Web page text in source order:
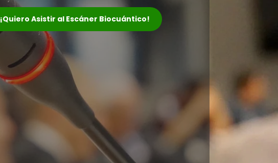
¡Quiero Asistir al Escáner Biocuántico!